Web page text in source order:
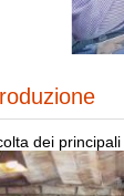
dei